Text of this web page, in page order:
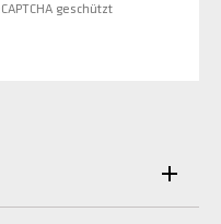
geschützt